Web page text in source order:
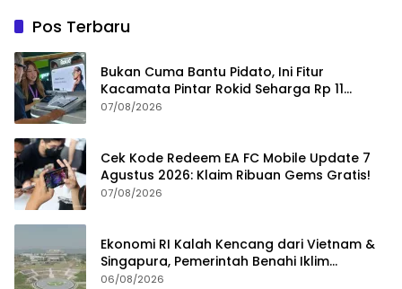
Pos Terbaru
Bukan Cuma Bantu Pidato, Ini Fitur
Kacamata Pintar Rokid Seharga Rp 11
Jutaan
07/08/2026
Cek Kode Redeem EA FC Mobile Update 7
Agustus 2026: Klaim Ribuan Gems Gratis!
07/08/2026
Ekonomi RI Kalah Kencang dari Vietnam &
Singapura, Pemerintah Benahi Iklim
Investasi
06/08/2026